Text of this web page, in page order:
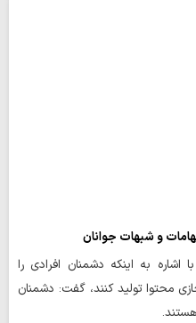
و شبهات جوانان
اشاره به اینکه دشمنان افرادی را
محتوا تولید کنند، گفت: دشمنان